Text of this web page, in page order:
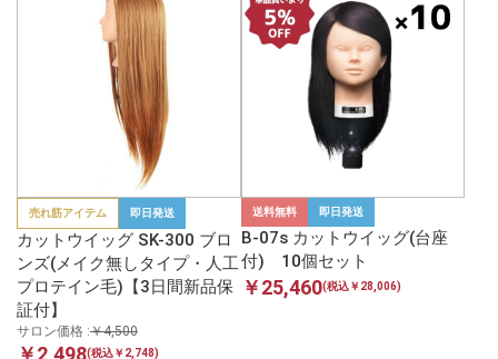
売れ筋アイテム 即日発送
カットウイッグ SK-300 ブロ
ンズ(メイク無しタイプ・人工
プロテイン毛)【3日間新品保
証付】
サロン価格 :￥4,500
￥2,498(税込￥2,748)
送料無料 即日発送
B-07s カットウイッグ(台座
付) 10個セット
￥25,460(税込￥28,006)